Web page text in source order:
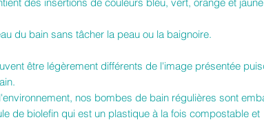
du bain sans tâcher la peau ou la baignoire.
être légèrement différents de l'image présentée
nos bombes de bain régulières sont
de biolefin qui est un plastique à la fois compostable et